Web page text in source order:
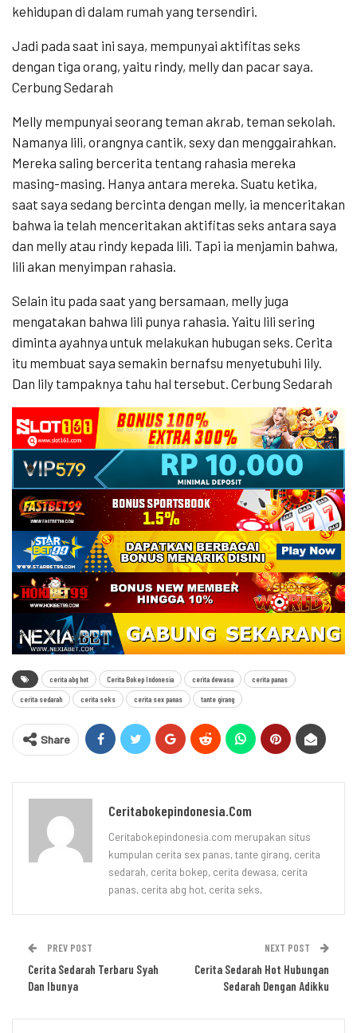
kehidupan di dalam rumah yang tersendiri.
Jadi pada saat ini saya, mempunyai aktifitas seks
dengan tiga orang, yaitu rindy, melly dan pacar saya.
Cerbung Sedarah
Melly mempunyai seorang teman akrab, teman sekolah.
Namanya lili, orangnya cantik, sexy dan menggairahkan.
Mereka saling bercerita tentang rahasia mereka
masing-masing. Hanya antara mereka. Suatu ketika,
saat saya sedang bercinta dengan melly, ia menceritakan
bahwa ia telah menceritakan aktifitas seks antara saya
dan melly atau rindy kepada lili. Tapi ia menjamin bahwa,
lili akan menyimpan rahasia.
Selain itu pada saat yang bersamaan, melly juga
mengatakan bahwa lili punya rahasia. Yaitu lili sering
diminta ayahnya untuk melakukan hubugan seks. Cerita
itu membuat saya semakin bernafsu menyetubuhi lily.
Dan lily tampaknya tahu hal tersebut. Cerbung Sedarah
cerita abg hot Cerita Bokep Indonesia cerita dewasa cerita panas
cerita sedarah cerita seks cerita sex panas tante girang
Share
Ceritabokepindonesia.com
Ceritabokepindonesia.com merupakan situs
kumpulan cerita sex panas, tante girang, cerita
sedarah, cerita bokep, cerita dewasa, cerita
panas, cerita abg hot, cerita seks,
PREV POST
Cerita Sedarah Terbaru Syah
Dan Ibunya
NEXT POST
Cerita Sedarah Hot Hubungan
Sedarah Dengan Adikku